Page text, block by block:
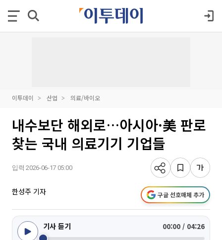
이투데이 산업 의료/바이오
내수보단 해외로…아시아·美 판로
찾는 국내 의료기기 기업들
입력 2026-06-17 05:00
한성주 기자 구글 선호매체 추가
기사 듣기 00:00 / 04:26